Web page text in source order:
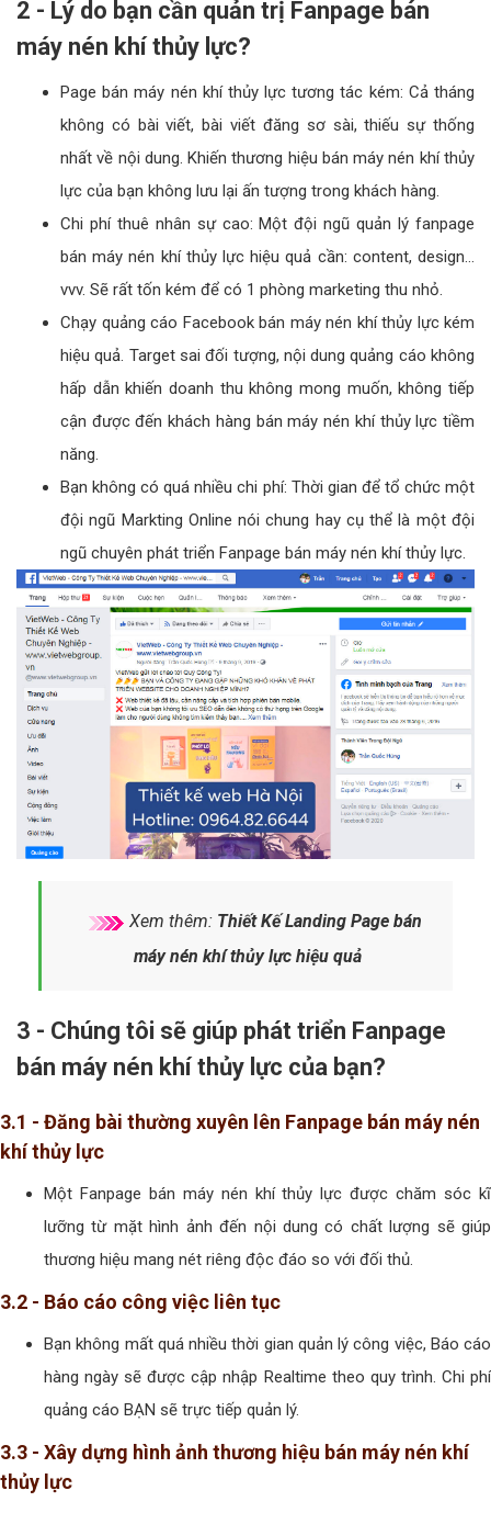
2 - Lý do bạn cần quản trị Fanpage bán
máy nén khí thủy lực?
Page bán máy nén khí thủy lực tương tác kém: Cả tháng
không có bài viết, bài viết đăng sơ sài, thiếu sự thống
nhất về nội dung. Khiến thương hiệu bán máy nén khí thủy
lực của bạn không lưu lại ấn tượng trong khách hàng.
Chi phí thuê nhân sự cao: Một đội ngũ quản lý fanpage
bán máy nén khí thủy lực hiệu quả cần: content, design…
vvv. Sẽ rất tốn kém để có 1 phòng marketing thu nhỏ.
Chạy quảng cáo Facebook bán máy nén khí thủy lực kém
hiệu quả. Target sai đối tượng, nội dung quảng cáo không
hấp dẫn khiến doanh thu không mong muốn, không tiếp
cận được đến khách hàng bán máy nén khí thủy lực tiềm
năng.
Bạn không có quá nhiều chi phí: Thời gian để tổ chức một
đội ngũ Markting Online nói chung hay cụ thể là một đội
ngũ chuyên phát triển Fanpage bán máy nén khí thủy lực.
Xem thêm: Thiết Kế Landing Page bán
máy nén khí thủy lực hiệu quả
3 - Chúng tôi sẽ giúp phát triển Fanpage
bán máy nén khí thủy lực của bạn?
3.1 - Đăng bài thường xuyên lên Fanpage bán máy nén
khí thủy lực
Một Fanpage bán máy nén khí thủy lực được chăm sóc kĩ
lưỡng từ mặt hình ảnh đến nội dung có chất lượng sẽ giúp
thương hiệu mang nét riêng độc đáo so với đối thủ.
3.2 - Báo cáo công việc liên tục
Bạn không mất quá nhiều thời gian quản lý công việc, Báo cáo
hàng ngày sẽ được cập nhập Realtime theo quy trình. Chi phí
quảng cáo BẠN sẽ trực tiếp quản lý.
3.3 - Xây dựng hình ảnh thương hiệu bán máy nén khí
thủy lực